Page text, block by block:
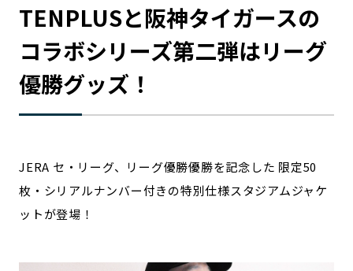
TENPLUSと阪神タイガースの
コラボシリーズ第二弾はリーグ
優勝グッズ！
JERA セ・リーグ、リーグ優勝優勝を記念した 限定50
枚・シリアルナンバー付きの特別仕様スタジアムジャケ
ットが登場！